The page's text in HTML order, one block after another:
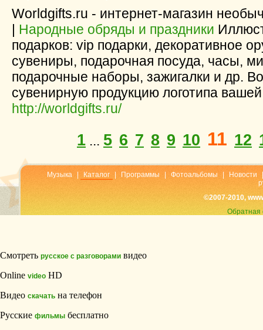
Worldgifts.ru - интернет-магазин
| Народные обряды и праздники
подарков: vip подарки, декоративное
сувениры, подарочная посуда, часы,
подарочные наборы, зажигалки и др.
сувенирную продукцию логотипа
http://worldgifts.ru/
1 ... 5 6 7 8 9 10 11 12
Музыка Каталог Программы Фотоальбомы Новости
©2007-2010,
Обратная
Смотреть русское с разговорами видео
Online video HD
Видео скачать на телефон
Русские фильмы бесплатно